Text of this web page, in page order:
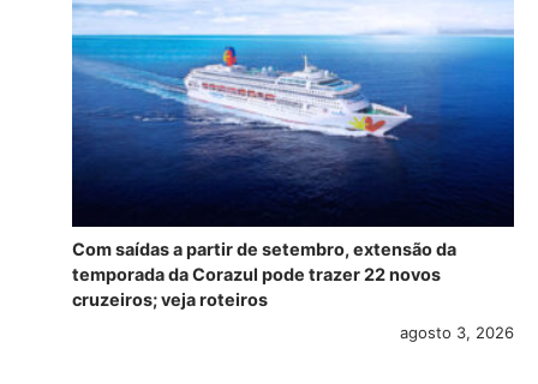
Com saídas a partir de setembro, extensão da
temporada da Corazul pode trazer 22 novos
cruzeiros; veja roteiros
agosto 3, 2026